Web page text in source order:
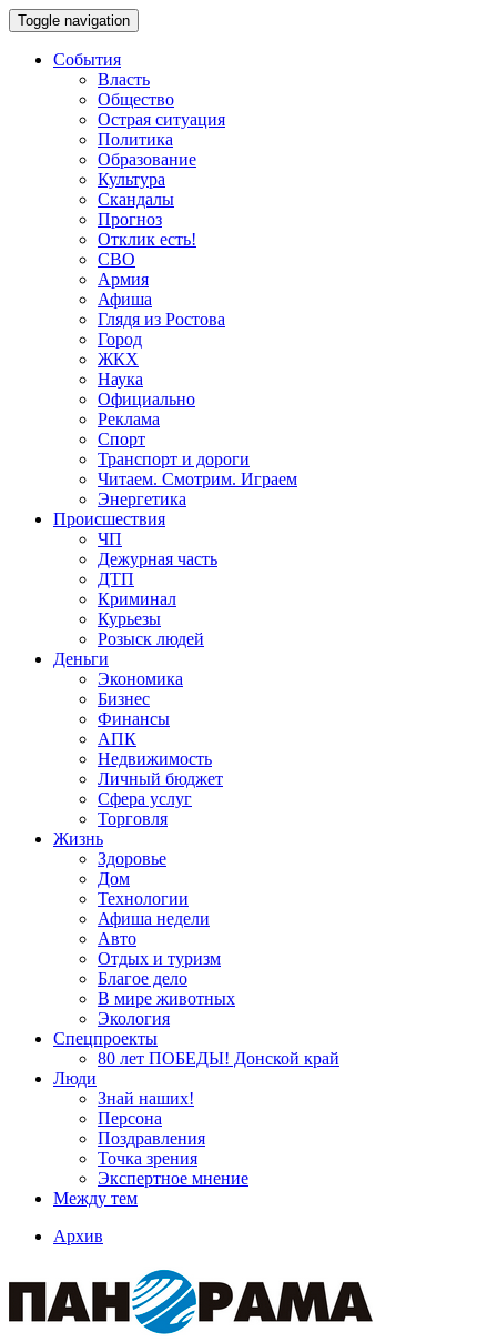
Toggle navigation
События
Власть
Общество
Острая ситуация
Политика
Образование
Культура
Скандалы
Прогноз
Отклик есть!
СВО
Армия
Афиша
Глядя из Ростова
Город
ЖКХ
Наука
Официально
Реклама
Спорт
Транспорт и дороги
Читаем. Смотрим. Играем
Энергетика
Происшествия
ЧП
Дежурная часть
ДТП
Криминал
Курьезы
Розыск людей
Деньги
Экономика
Бизнес
Финансы
АПК
Недвижимость
Личный бюджет
Сфера услуг
Торговля
Жизнь
Здоровье
Дом
Технологии
Афиша недели
Авто
Отдых и туризм
Благое дело
В мире животных
Экология
Спецпроекты
80 лет ПОБЕДЫ! Донской край
Люди
Знай наших!
Персона
Поздравления
Точка зрения
Экспертное мнение
Между тем
Архив